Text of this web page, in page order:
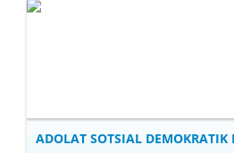
ADOLAT SOTSIAL DEMOKRATIK